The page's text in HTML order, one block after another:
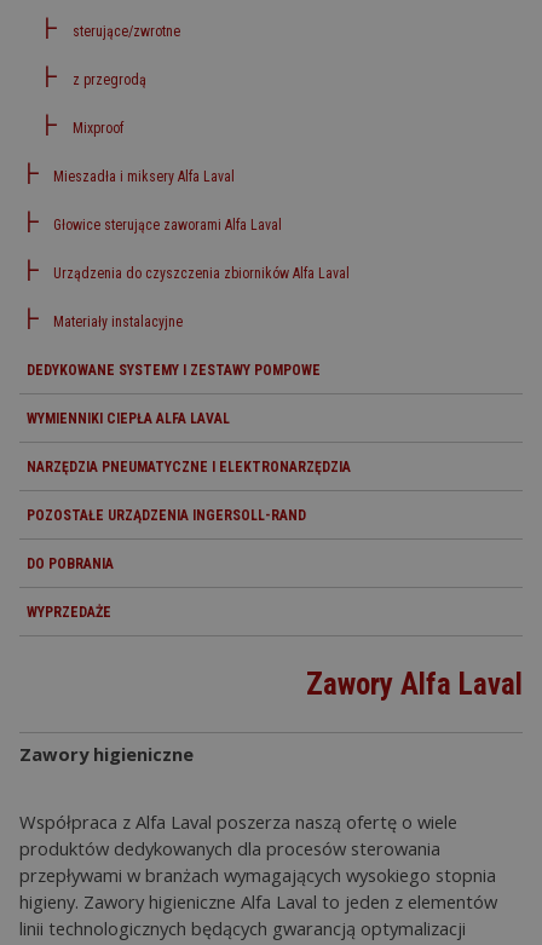
sterujące/zwrotne
z przegrodą
Mixproof
Mieszadła i miksery Alfa Laval
Głowice sterujące zaworami Alfa Laval
Urządzenia do czyszczenia zbiorników Alfa Laval
Materiały instalacyjne
DEDYKOWANE SYSTEMY I ZESTAWY POMPOWE
WYMIENNIKI CIEPŁA ALFA LAVAL
NARZĘDZIA PNEUMATYCZNE I ELEKTRONARZĘDZIA
POZOSTAŁE URZĄDZENIA INGERSOLL-RAND
DO POBRANIA
WYPRZEDAŻE
Zawory Alfa Laval
Zawory higieniczne
Współpraca z Alfa Laval poszerza naszą ofertę o wiele
produktów dedykowanych dla procesów sterowania
przepływami w branżach wymagających wysokiego stopnia
higieny. Zawory higieniczne Alfa Laval to jeden z elementów
linii technologicznych będących gwarancją optymalizacji